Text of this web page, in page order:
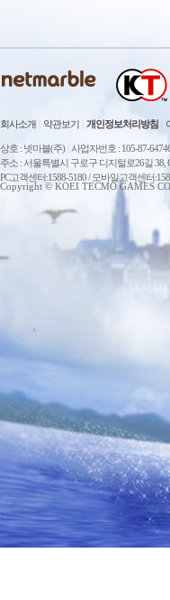
회사소개 약관보기 개인정보처리방침
상호 : 넷마블(주) 사업자번호 : 105-87-
주소 : 서울특별시 구로구 디지털로26길 38,
PC고객센터:1588-5180 / 모바일고객센터
Copyright © KOEI TECMO GAMES